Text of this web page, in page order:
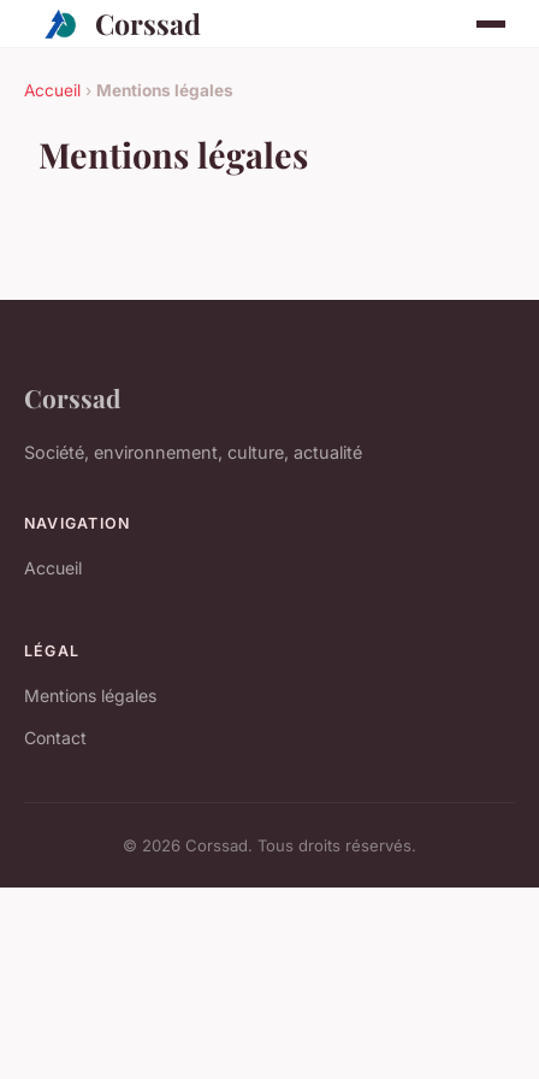
Corssad
Accueil › Mentions légales
Mentions légales
Corssad
Société, environnement, culture, actualité
NAVIGATION
Accueil
LÉGAL
Mentions légales
Contact
© 2026 Corssad. Tous droits réservés.